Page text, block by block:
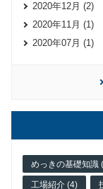
2020年12月 (2)
2020年11月 (1)
2020年07月 (1)
めっきの基礎知識
工場紹介 (4)